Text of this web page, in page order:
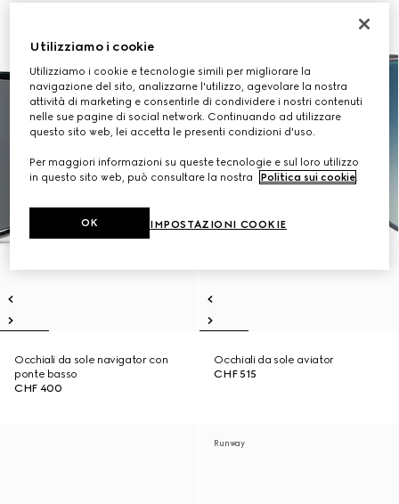
Occhiali da sole navigator con
ponte basso
CHF 400
Occhiali da sole aviator
CHF 515
Runway
Utilizziamo i cookie
Utilizziamo i cookie e tecnologie simili per migliorare la
navigazione del sito, analizzarne l'utilizzo, agevolare la nostra
attività di marketing e consentirle di condividere i nostri contenuti
nelle sue pagine di social network. Continuando ad utilizzare
questo sito web, lei accetta le presenti condizioni d'uso.
Per maggiori informazioni su queste tecnologie e sul loro utilizzo
in questo sito web, può consultare la nostra
Politica sui cookie
IMPOSTAZIONI COOKIE
OK